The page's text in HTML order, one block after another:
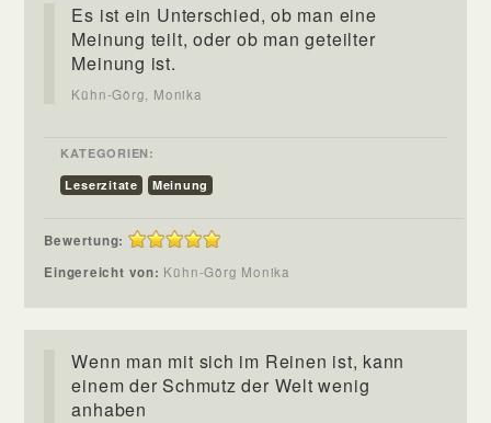
Es ist ein Unterschied, ob man eine
Meinung teilt, oder ob man geteilter
Meinung ist.
Kühn-Görg, Monika
KATEGORIEN:
Leserzitate
Meinung
Bewertung:
Eingereicht von: Kühn-Görg Monika
Wenn man mit sich im Reinen ist, kann
einem der Schmutz der Welt wenig
anhaben